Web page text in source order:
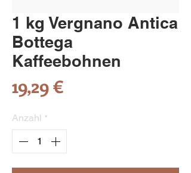
1 kg Vergnano Antica
Bottega
Kaffeebohnen
19,29 €
Anzahl *